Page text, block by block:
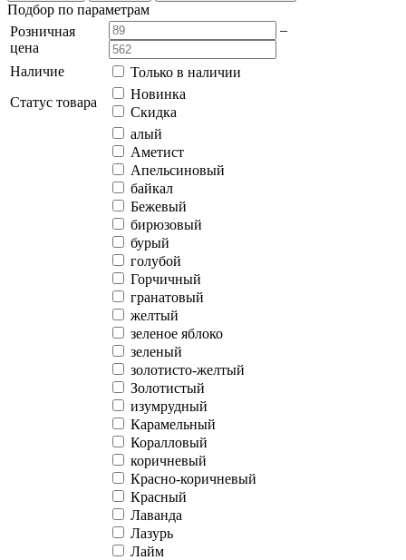
Подбор по параметрам
Розничная
цена
–
Наличие
Только в наличии
Статус товара
Новинка
Скидка
алый
Аметист
Апельсиновый
байкал
Бежевый
бирюзовый
бурый
голубой
Горчичный
гранатовый
желтый
зеленое яблоко
зеленый
золотисто-желтый
Золотистый
изумрудный
Карамельный
Коралловый
коричневый
Красно-коричневый
Красный
Лаванда
Лазурь
Лайм